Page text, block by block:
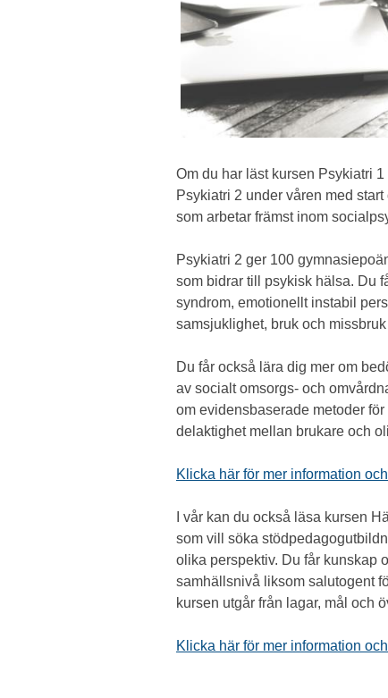
Om du har läst kursen Psykiatri
Psykiatri 2 under våren med
som arbetar främst inom
Psykiatri 2 ger 100
som bidrar till psykisk hälsa. Du
syndrom, emotionellt instabil
samsjuklighet, bruk och
Du får också lära dig mer om
av socialt omsorgs- och
om evidensbaserade metoder
delaktighet mellan brukare och
Klicka här för mer information
I vår kan du också läsa kursen
som vill söka
olika perspektiv. Du får kunskap
samhällsnivå liksom salutogent
kursen utgår från lagar, mål och
Klicka här för mer information